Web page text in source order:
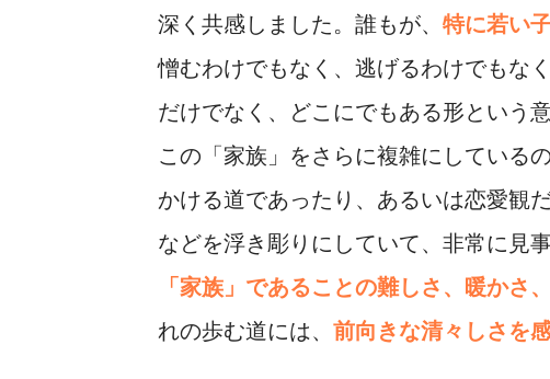
深く共感しました。誰もが、特に若い
憎むわけでもなく、逃げるわけでもな
だけでなく、どこにでもある形という
この「家族」をさらに複雑にしている
かける道であったり、あるいは恋愛観
などを浮き彫りにしていて、非常に見
「家族」であることの難しさ、暖かさ
れの歩む道には、前向きな清々しさを